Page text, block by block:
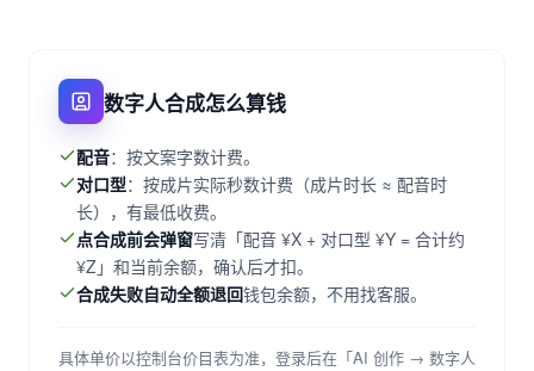
数字人合成怎么算钱
配音：按文案字数计费。
对口型：按成片实际秒数计费（成片时长 ≈ 配音时
长），有最低收费。
点合成前会弹窗写清「配音 ¥X + 对口型 ¥Y = 合计约
¥Z」和当前余额，确认后才扣。
合成失败自动全额退回钱包余额，不用找客服。
具体单价以控制台价目表为准，登录后在「AI 创作 → 数字人